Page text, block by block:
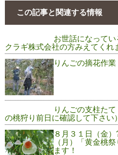
この記事と関連する情報
お世話になって
クラギ株式会社の方みえてくれ
りんごの摘花作業
りんごの支柱た
の桃狩り前日に確認して下さい）
８月３１日（金）
（月）「黄金桃
ます！